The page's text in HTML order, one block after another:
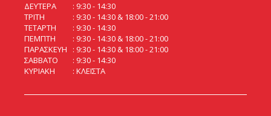
ΔΕΥΤΕΡΑ
9:30 - 14:30
ΤΡΙΤΗ
9:30 - 14:30 & 18:00 - 21:00
ΤΕΤΑΡΤΗ
9:30 - 14:30
ΠΕΜΠΤΗ
9:30 - 14:30 & 18:00 - 21:00
ΠΑΡΑΣΚΕΥΗ
9:30 - 14:30 & 18:00 - 21:00
ΣΑΒΒΑΤΟ
9:30 - 14:30
ΚΥΡΙΑΚΗ
ΚΛΕΙΣΤΑ